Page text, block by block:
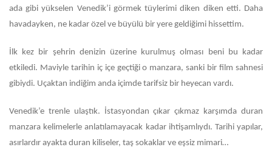
ada gibi yükselen Venedik’i görmek tüylerimi diken diken etti. Daha
havadayken, ne kadar özel ve büyülü bir yere geldiğimi hissettim.
İlk kez bir şehrin denizin üzerine kurulmuş olması beni bu kadar
etkiledi. Maviyle tarihin iç içe geçtiği o manzara, sanki bir film sahnesi
gibiydi. Uçaktan indiğim anda içimde tarifsiz bir heyecan vardı.
Venedik’e trenle ulaştık. İstasyondan çıkar çıkmaz karşımda duran
manzara kelimelerle anlatılamayacak kadar ihtişamlıydı. Tarihi yapılar,
asırlardır ayakta duran kiliseler, taş sokaklar ve eşsiz mimari…